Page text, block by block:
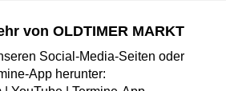
von OLDTIMER MARKT
Social-Media-Seiten oder
App herunter: